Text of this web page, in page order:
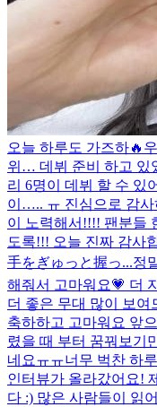
오늘 하루도 가즈하🔥
위… 데뷔 준비 하고 있
리 6명이 데뷔 할 수 있
이….. ㅠ 진심으로 감
이 노력해서!!!! 팬분들
도록!!! 오늘 진짜 감사
手をぎゅっと握っ...정
해줘서 고마워요💗 더
더 좋은 무대 많이 보
축하하고 고마워요 앞
렸을 때 부터 꿈꿔보기
네요ㅠㅠ너무 벅찬 하
인터뷰가 올라갔어요!
다 :) 많은 사람들이 읽